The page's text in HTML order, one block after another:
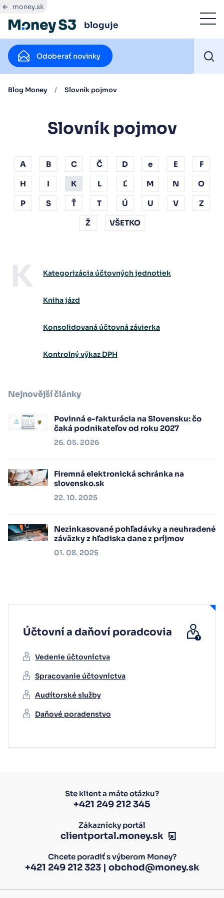
money.sk
bloguje
Odoberať novinky
Blog Money / Slovník pojmov
Slovník pojmov
A B C Č D e E F
H I K L Ľ M N O
P S Ť T Ú U V Z
Ž VŠETKO
K Kategorizácia účtovných jednotiek
Kniha jázd
Konsolidovaná účtovná závierka
Kontrolný výkaz DPH
Nejnovější články
Povinná e-fakturácia na Slovensku: čo
čaká podnikateľov od roku 2027
26. 05. 2026
Firemná elektronická schránka na
slovensko.sk
22. 10. 2025
Nezinkasované pohľadávky a neuhradené
záväzky z hľadiska dane z príjmov
01. 08. 2025
Účtovní a daňoví poradcovia
Vedenie účtovníctva
Spracovanie účtovníctva
Audítorské služby
Daňové poradenstvo
Ste klient a máte otázku?
+421 249 212 345
Zákaznícky portál
clientportal.money.sk
Chcete poradiť s výberom Money?
+421 249 212 323| obchod@money.sk